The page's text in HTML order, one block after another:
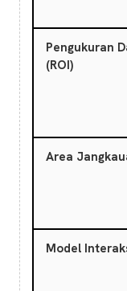
Pengukuran
(ROI)
Area
Model